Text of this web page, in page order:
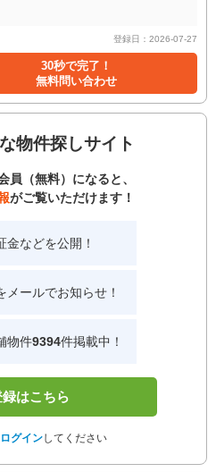
登録日：2026-07-27
30秒で完了！
無料問い合わせ
物件探しサイト
員（無料）になると、
がご覧いただけます！
金などを公開！
メールでお知らせ！
物件9394件掲載中！
はこちら
ログインしてください